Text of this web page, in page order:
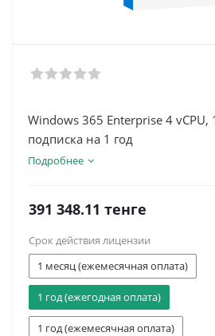
Windows 365 Enterprise 4
подписка на 1 год
Подробнее
391 348.11 тенге
Срок действия лицензии
1 месяц (ежемесячная оплата)
1 год (ежегодная оплата)
1 год (ежемесячная оплата)